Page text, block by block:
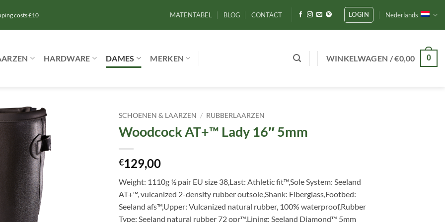
costs £10 MATENTABEL BLOG CONTACT LOGIN Nederlands
HARDWARE DAMES MERKEN WINKELWAGEN /€0,00 0
SCHOENEN & LAARZEN / RUBBERLAARZEN
Woodcock AT+™ Lady 16″ 5mm
€129,00
Weight: 1110g ½ pair EU size 38,Last: Athletic fit™,Sole System: Seeland
AT+™, vulcanized 2-density rubber outsole,Shank: Fiberglass,Footbed:
Seeland afs™,Upper: Vulcanized natural rubber, 100% waterproof,Rubber
Type: Seeland natural rubber 72 opr™,Lining: Seeland Diamond™ 5mm